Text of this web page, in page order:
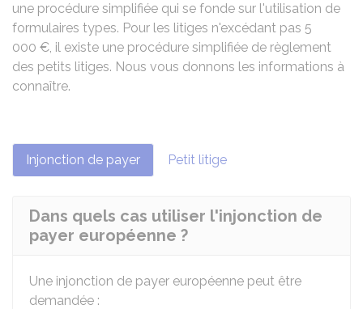
une procédure simplifiée qui se fonde sur l'utilisation de
formulaires types. Pour les litiges n'excédant pas 5
000 €, il existe une procédure simplifiée de règlement
des petits litiges. Nous vous donnons les informations à
connaître.
Injonction de payer Petit litige
Dans quels cas utiliser l'injonction de
payer européenne ?
Une injonction de payer européenne peut être
demandée :